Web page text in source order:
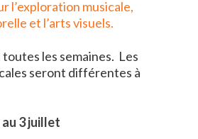
l’exploration musicale,
et l’arts visuels.
toutes les semaines. Les
seront différentes à
au 3 juillet